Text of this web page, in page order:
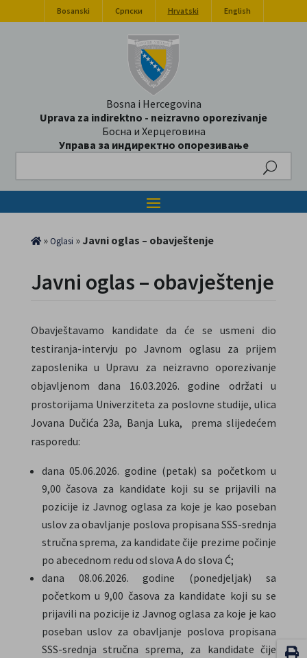
Bosanski Српски Hrvatski English
Bosna i Hercegovina
Uprava za indirektno - neizravno oporezivanje
Босна и Херцеговина
Управа за индиректно опорезивање
»Oglasi » Javni oglas – obavještenje
Javni oglas – obavještenje
Obavještavamo kandidate da će se usmeni dio
testiranja-intervju po Javnom oglasu za prijem
zaposlenika u Upravu za neizravno oporezivanje
objavljenom dana 16.03.2026. godine održati u
prostorijama Univerziteta za poslovne studije, ulica
Jovana Dučića 23a, Banja Luka, prema slijedećem
rasporedu:
dana 05.06.2026. godine (petak) sa početkom u
9,00 časova za kandidate koji su se prijavili na
pozicije iz Javnog oglasa za koje je kao poseban
uslov za obavljanje poslova propisana SSS-srednja
stručna sprema, za kandidate čije prezime počinje
po abecednom redu od slova A do slova Ć;
dana 08.06.2026. godine (ponedjeljak) sa
početkom u 9,00 časova za kandidate koji su se
prijavili na pozicije iz Javnog oglasa za koje je kao
poseban uslov za obavljanje poslova propisana
SSS-srednja stručna sprema, za kandidate čije